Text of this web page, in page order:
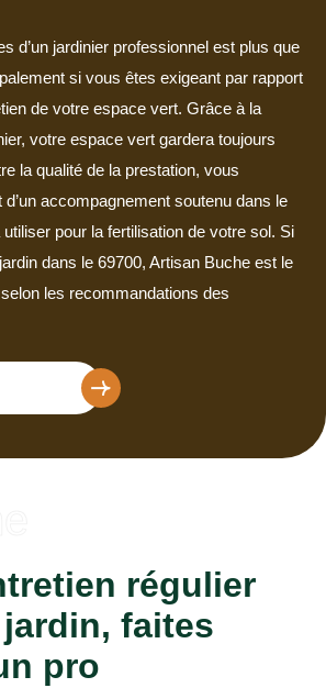
d’un jardinier professionnel est plus que
si vous êtes exigeant par rapport
de votre espace vert. Grâce à la
votre espace vert gardera toujours
la qualité de la prestation, vous
accompagnement soutenu dans le
pour la fertilisation de votre sol. Si
dans le 69700, Artisan Buche est le
les recommandations des
régulier
faites
pro